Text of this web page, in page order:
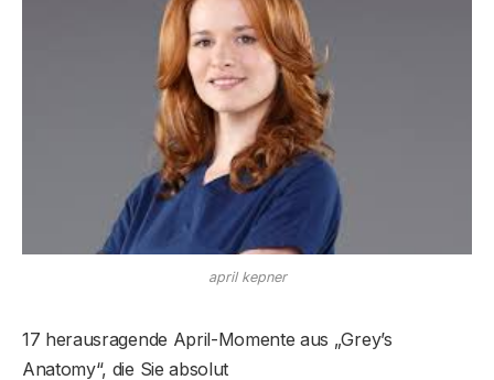
april kepner
17 herausragende April-Momente aus „Grey’s
Anatomy“, die Sie absolut